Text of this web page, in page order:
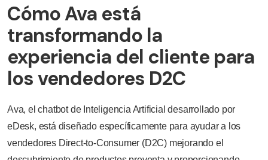
Cómo Ava está
transformando la
experiencia del cliente para
los vendedores D2C
Ava, el chatbot de Inteligencia Artificial desarrollado por
eDesk, está diseñado específicamente para ayudar a los
vendedores Direct-to-Consumer (D2C) mejorando el